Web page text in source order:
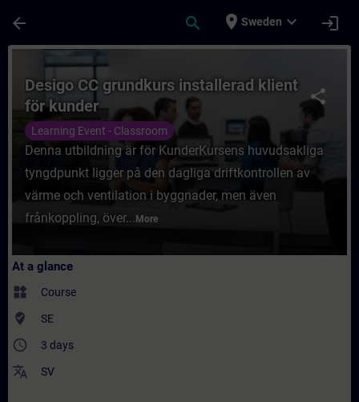
arrow_back search place Sweden expand_more login
Course - Desigo CC grundkurs
share
Desigo CC grundkurs installerad klient
för kunder
Learning Event - Classroom
Denna utbildning är för KunderKursens huvudsakliga
tyngdpunkt ligger på den dagliga driftkontrollen av
värme och ventilation i byggnader, men även
frånkoppling, över... More
At a glance
widgets Course
where_to_vote SE
access_time 3 days
translate SV